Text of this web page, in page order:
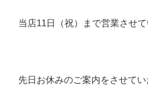
当店11日（祝）まで営業させて
先日お休みのご案内をさせて